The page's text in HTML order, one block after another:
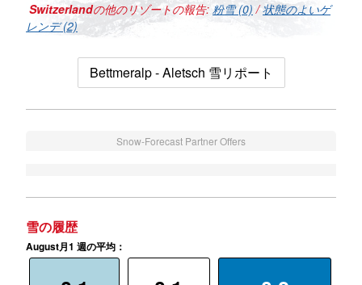
Switzerlandの他のリゾートの報告: 粉雪 (0) /状態のよいゲ
レンデ (2)
Bettmeralp - Aletsch 雪リポート
Snow-Forecast Partner Offers
雪の履歴
August月1 週の平均：